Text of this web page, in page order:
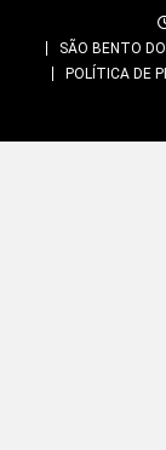
SÃO BENTO
POLÍTICA DE